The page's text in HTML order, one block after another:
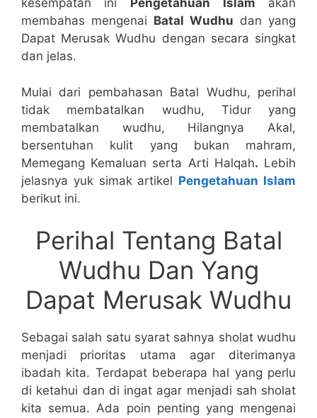
kesempatan ini Pengetahuan Islam akan
membahas mengenai Batal Wudhu dan yang
Dapat Merusak Wudhu dengan secara singkat
dan jelas.
Mulai dari pembahasan Batal Wudhu, perihal
tidak membatalkan wudhu, Tidur yang
membatalkan wudhu, Hilangnya Akal,
bersentuhan kulit yang bukan mahram,
Memegang Kemaluan serta Arti Halqah. Lebih
jelasnya yuk simak artikel Pengetahuan Islam
berikut ini.
Perihal Tentang Batal
Wudhu Dan Yang
Dapat Merusak Wudhu
Sebagai salah satu syarat sahnya sholat wudhu
menjadi prioritas utama agar diterimanya
ibadah kita. Terdapat beberapa hal yang perlu
di ketahui dan di ingat agar menjadi sah sholat
kita semua. Ada poin penting yang mengenai